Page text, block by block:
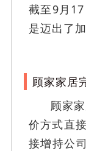
截至9月
是迈出了
顾家家居
顾家
价方式直
接增持公